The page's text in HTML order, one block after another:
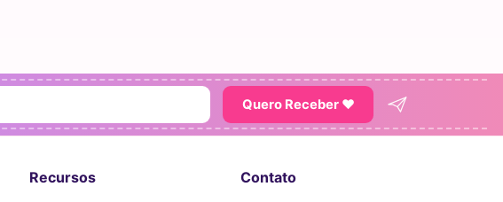
Quero Receber ♥
Recursos Contato